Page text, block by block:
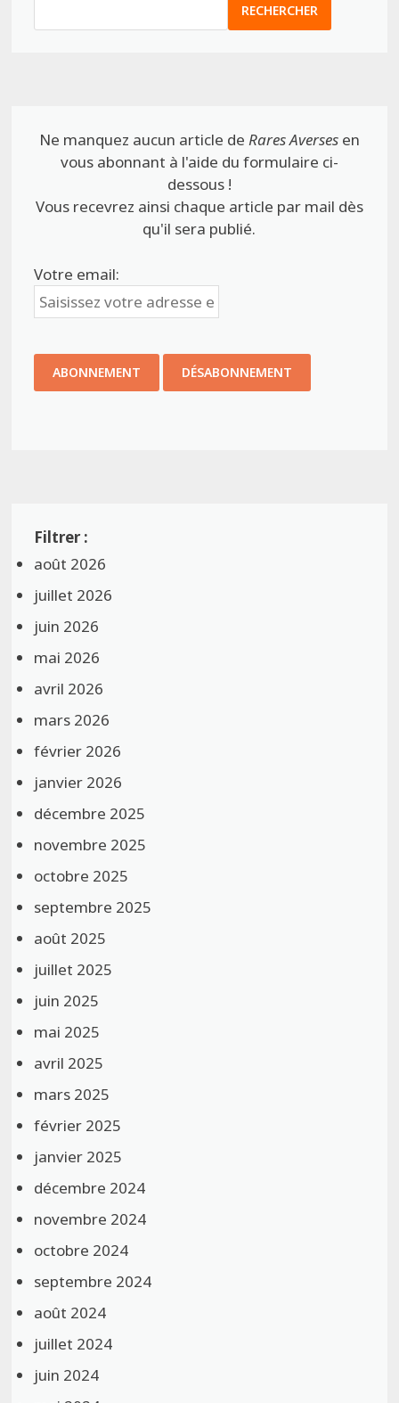
RECHERCHER
Ne manquez aucun article de Rares Aversesen
vous abonnant à l'aide du formulaire ci-
dessous !
Vous recevrez ainsi chaque article par mail dès
qu'il sera publié.
Votre email:
août 2026
juillet 2026
juin 2026
mai 2026
avril 2026
mars 2026
février 2026
janvier 2026
décembre 2025
novembre 2025
octobre 2025
septembre 2025
août 2025
juillet 2025
juin 2025
mai 2025
avril 2025
mars 2025
février 2025
janvier 2025
décembre 2024
novembre 2024
octobre 2024
septembre 2024
août 2024
juillet 2024
juin 2024